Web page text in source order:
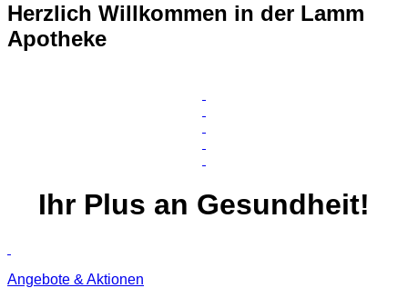
Herzlich Willkommen in der Lamm
Apotheke
Ihr Plus an Gesundheit!
Angebote & Aktionen